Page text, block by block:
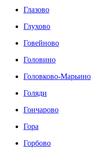
Глазово
Глухово
Говейново
Головино
Головково-Марьино
Голяди
Гончарово
Гора
Горбово